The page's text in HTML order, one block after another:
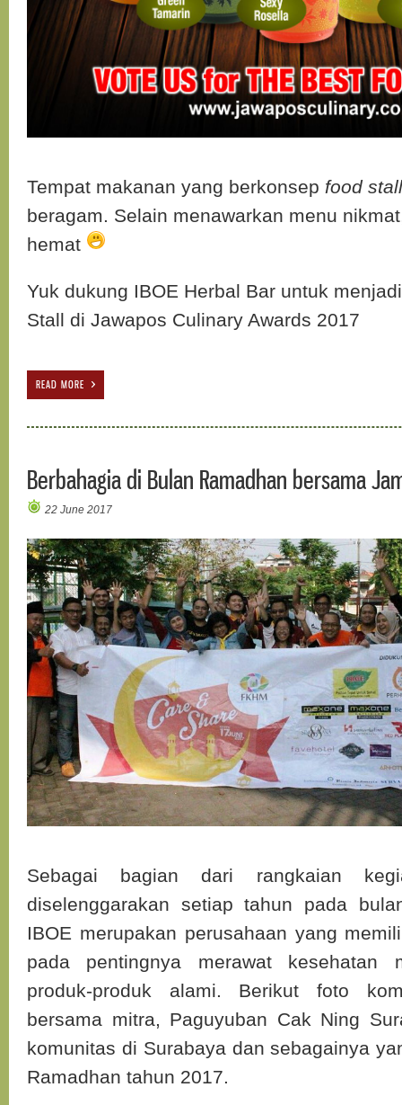
Tempat makanan yang berkonsep food
beragam. Selain menawarkan menu
hemat
Yuk dukung IBOE Herbal Bar untuk
Stall di Jawapos Culinary Awards 2017
READ MORE
Berbahagia di Bulan Ramadhan bersama
22 June 2017
Sebagai bagian dari rangkaian
diselenggarakan setiap tahun pada
IBOE merupakan perusahaan yang
pada pentingnya merawat kesehatan
produk-produk alami. Berikut foto
bersama mitra, Paguyuban Cak Ning
komunitas di Surabaya dan sebagainya
Ramadhan tahun 2017.